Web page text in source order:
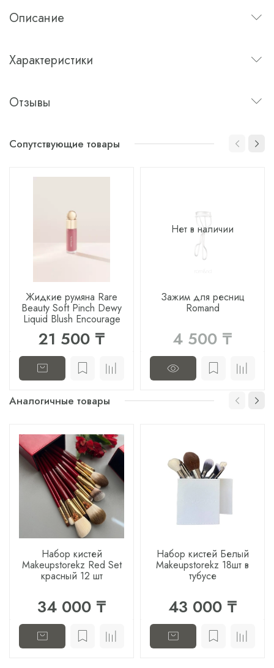
Описание
Характеристики
Отзывы
Сопутствующие товары
Жидкие румяна Rare
Beauty Soft Pinch Dewy
Liquid Blush Encourage
21 500 ₸
Нет в наличии
Зажим для ресниц
Romand
4 500 ₸
Аналогичные товары
Набор кистей
Makeupstorekz Red Set
красный 12 шт
34 000 ₸
Набор кистей Белый
Makeupstorekz 18шт в
тубусе
43 000 ₸